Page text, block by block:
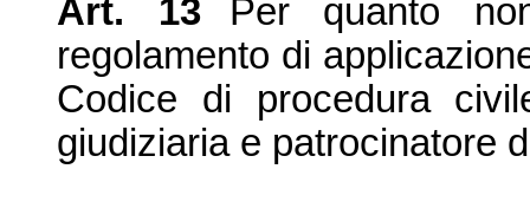
Art. 13
Per quanto
regolamento di
Codice di procedura
giudiziaria e patrocinatore